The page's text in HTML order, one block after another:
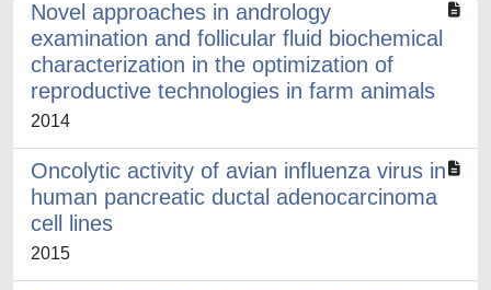
Novel approaches in andrology
examination and follicular fluid biochemical
characterization in the optimization of
reproductive technologies in farm animals
2014
Oncolytic activity of avian influenza virus in
human pancreatic ductal adenocarcinoma
cell lines
2015